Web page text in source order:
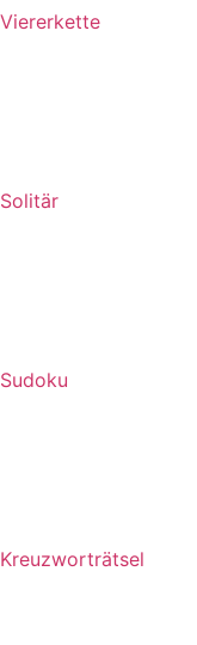
Viererkette
Solitär
Sudoku
Kreuzworträtsel